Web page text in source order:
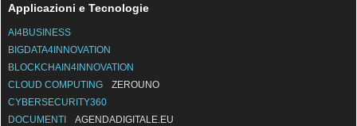
TUTTE LE TESTATE
Applicazioni e Tecnologie
AI4BUSINESS
BIGDATA4INNOVATION
BLOCKCHAIN4INNOVATION
CLOUD COMPUTING ZEROUNO